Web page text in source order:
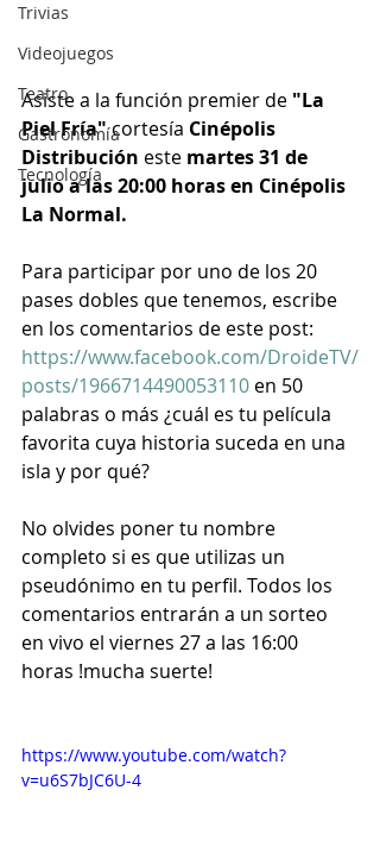
Trivias
Videojuegos
Teatro
Gastronomía
Tecnología
Asiste a la función premier de "La
Piel Fría" cortesía Cinépolis
Distribución este martes 31 de
julio a las 20:00 horas en Cinépolis
La Normal.
Para participar por uno de los 20
pases dobles que tenemos, escribe
en los comentarios de este post:
https://www.facebook.com/DroideTV/
posts/1966714490053110 en 50
palabras o más ¿cuál es tu película
favorita cuya historia suceda en una
isla y por qué?
No olvides poner tu nombre
completo si es que utilizas un
pseudónimo en tu perfil. Todos los
comentarios entrarán a un sorteo
en vivo el viernes 27 a las 16:00
horas !mucha suerte!
https://www.youtube.com/watch?
v=u6S7bJC6U-4